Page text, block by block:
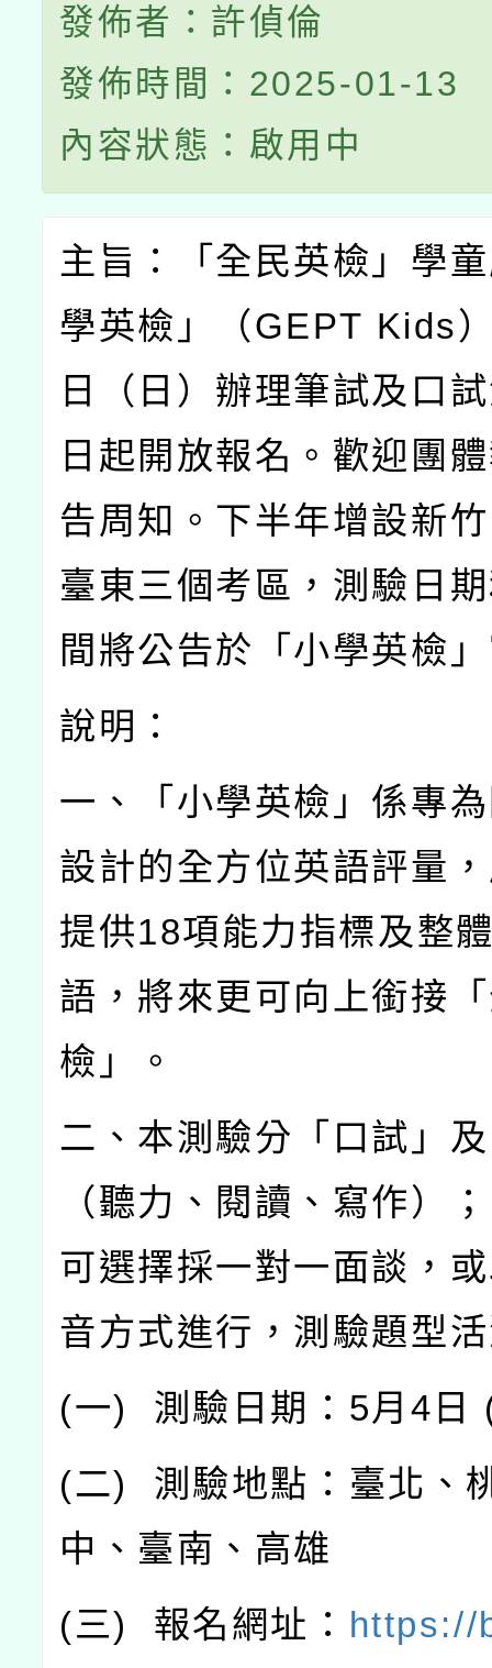
發佈者：許偵倫
發佈時間：2025-01-13
內容狀態：啟用中
主旨：「全民英檢」學
學英檢」（GEPT Kids
日（日）辦理筆試及口
日起開放報名。歡迎團
告周知。下半年增設新
臺東三個考區，測驗日
間將公告於「小學英檢
說明：
一、「小學英檢」係專
設計的全方位英語評量
提供18項能力指標及整
語，將來更可向上銜接
檢」。
二、本測驗分「口試」
（聽力、閱讀、寫作）
可選擇採一對一面談，
音方式進行，測驗題型
(一) 測驗日期： 5月 4 日
(二) 測驗地點：臺北、
中、臺南、高雄
(三) 報名網址： https://